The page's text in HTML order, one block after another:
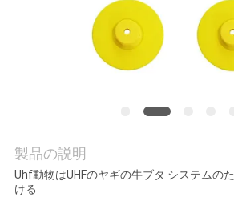
管
理
製品の説明
Uhf動物はUHFのヤギの牛ブタ システムの
ける